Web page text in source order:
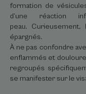
formation de
d’une réaction
peau.
épargnés.
À ne pas confondre
enflammés et
regroupés
se manifester sur le